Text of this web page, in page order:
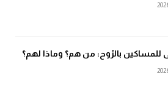
للمساكين بالرّوح: من هم؟ وماذا لهم؟